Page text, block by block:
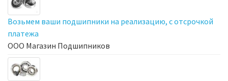
Возьмем ваши подшипники на реализацию, с отсрочкой
платежа
ООО Магазин Подшипников